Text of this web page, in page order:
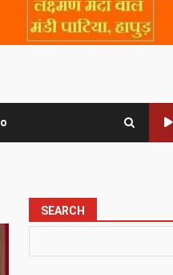
SEARCH